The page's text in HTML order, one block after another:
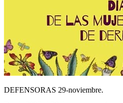
DEFENSORAS 29-noviembre.